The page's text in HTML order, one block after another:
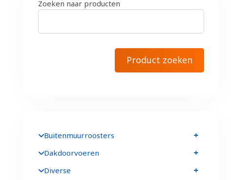
Zoeken naar producten
Buitenmuurroosters
Dakdoorvoeren
Diverse